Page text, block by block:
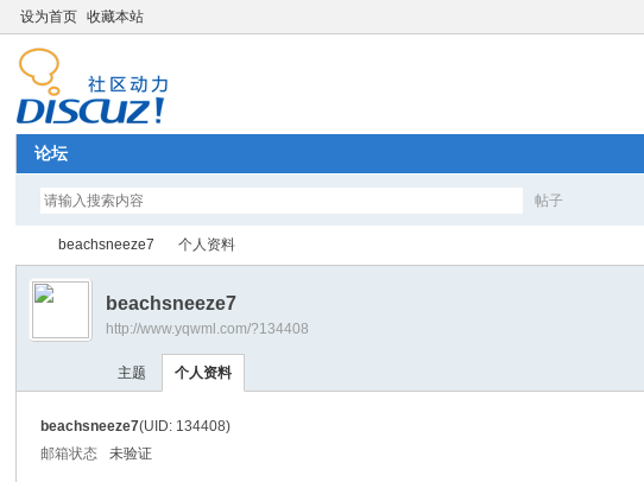
设为首页 收藏本站
论坛
帖子
›
beachsneeze7 个人资料
beachsneeze7
http://www.yqwml.com/?134408
主题 个人资料
beachsneeze7(UID: 134408)
邮箱状态
未验证